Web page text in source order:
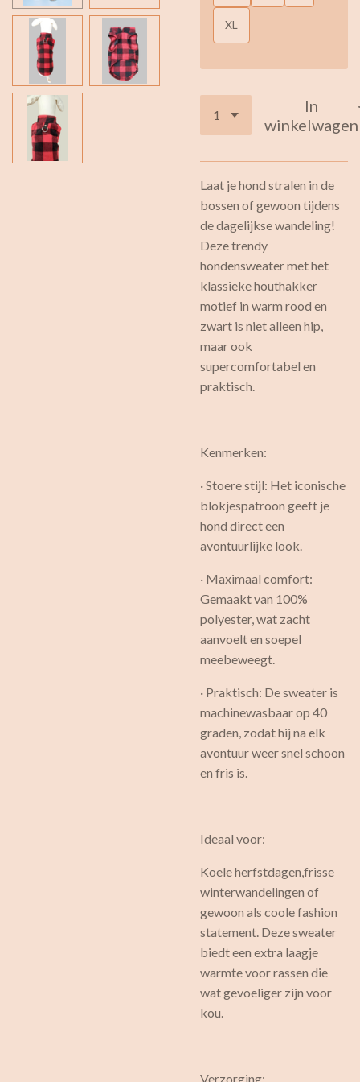
XL
In
winkelwagen
Laat je hond stralen in de
bossen of gewoon tijdens
de dagelijkse wandeling!
Deze trendy
hondensweater met het
klassieke houthakker
motief in warm rood en
zwart is niet alleen hip,
maar ook
supercomfortabel en
praktisch.
Kenmerken:
· Stoere stijl: Het iconische
blokjespatroon geeft je
hond direct een
avontuurlijke look.
· Maximaal comfort:
Gemaakt van 100%
polyester, wat zacht
aanvoelt en soepel
meebeweegt.
· Praktisch: De sweater is
machinewasbaar op 40
graden, zodat hij na elk
avontuur weer snel schoon
en fris is.
Ideaal voor:
Koele herfstdagen,frisse
winterwandelingen of
gewoon als coole fashion
statement. Deze sweater
biedt een extra laagje
warmte voor rassen die
wat gevoeliger zijn voor
kou.
Verzorging: